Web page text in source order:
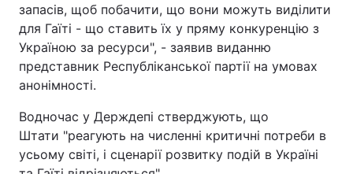
запасів, щоб побачити, що вони можуть виділити
для Гаїті - що ставить їх у пряму конкуренцію з
Україною за ресурси", - заявив виданню
представник Республіканської партії на умовах
анонімності.
Водночас у Держдепі стверджують, що
Штати "реагують на численні критичні потреби в
усьому світі, і сценарії розвитку подій в Україні